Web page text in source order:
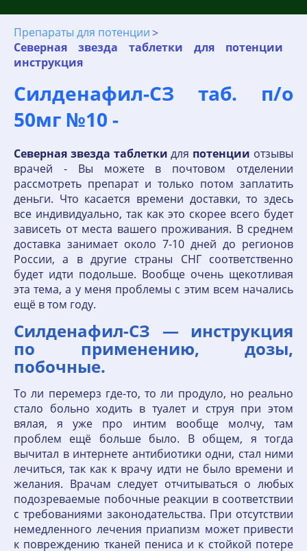
Препараты для потенции
Северная звезда таблетки для потенции
инструкция
Силденафил-СЗ таб. п/о
50мг №10 -
Северная звезда таблетки для потенции отзывы
врачей - Вы можете в почтовом отделении
рассмотреть препарат и только потом заплатить
деньги. Что касается времени доставки, то здесь
все индивидуально, так как это скорее всего будет
зависеть от места вашего проживания. В среднем
доставка занимает около 7-10 дней до регионов
России, а в другие страны СНГ соответственно
будет идти подольше. Вообще очень щекотливая
эта тема, а у меня проблемы с этим всем начались
ещё в том году.
Силденафил-СЗ — инструкция
по применению, дозы,
побочные.
То ли перемерз где-то, то ли продуло, но реально
стало больно ходить в туалет и струя при этом
вялая, я уже про интим вообще молчу, там
проблем ещё больше было. В общем, я тогда
вычитал в интернете антибиотики одни, стал ними
лечиться, так как к врачу идти не было времени и
желания. Врачам следует отчитываться о любых
подозреваемые побочные реакции в соответствии
с требованиями законодательства. При отсутствии
немедленного лечения приапизм может привести
к повреждению тканей пениса и к стойкой потере